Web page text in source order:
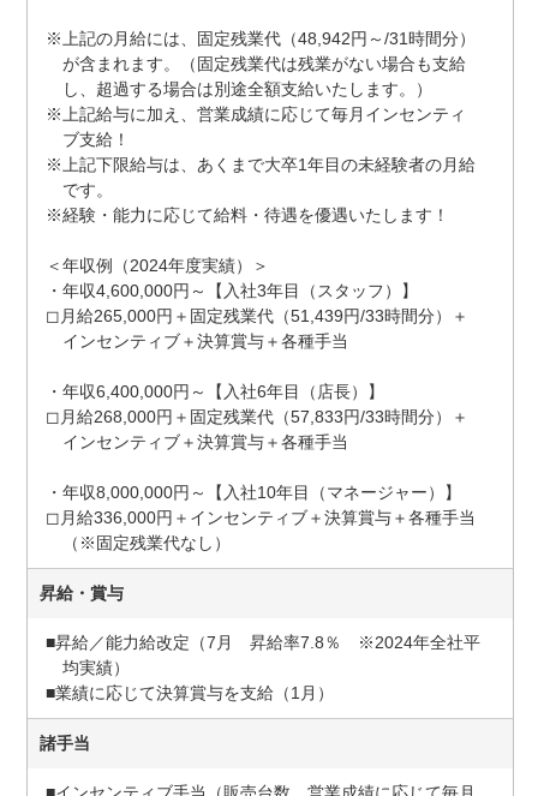
※上記の月給には、固定残業代（48,942円～/31時間分）
が含まれます。（固定残業代は残業がない場合も支給
し、超過する場合は別途全額支給いたします。）
※上記給与に加え、営業成績に応じて毎月インセンティ
ブ支給！
※上記下限給与は、あくまで大卒1年目の未経験者の月給
です。
※経験・能力に応じて給料・待遇を優遇いたします！
＜年収例（2024年度実績）＞
・年収4,600,000円～【入社3年目（スタッフ）】
◻︎月給265,000円＋固定残業代（51,439円/33時間分）＋
インセンティブ＋決算賞与＋各種手当
・年収6,400,000円～【入社6年目（店長）】
◻︎月給268,000円＋固定残業代（57,833円/33時間分）＋
インセンティブ＋決算賞与＋各種手当
・年収8,000,000円～【入社10年目（マネージャー）】
◻︎月給336,000円＋インセンティブ＋決算賞与＋各種手当
（※固定残業代なし）
昇給・賞与
■昇給／能力給改定（7月 昇給率7.8％ ※2024年全社平
均実績）
■業績に応じて決算賞与を支給（1月）
諸手当